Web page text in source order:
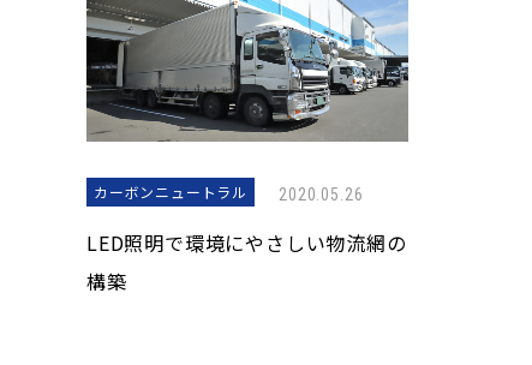
カーボンニュートラル 2020.05.26
LED照明で環境にやさしい物流網の
構築